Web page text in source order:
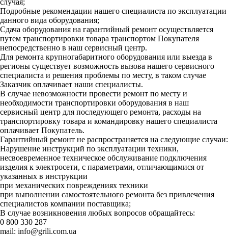
случая;
Подробные рекомендации нашего специалиста по эксплуатации
данного вида оборудования;
Сдача оборудования на гарантийный ремонт осуществляется
путем транспортировки товара транспортом Покупателя
непосредственно в наш сервисный центр.
Для ремонта крупногабаритного оборудования или выезда в
регионы существует возможность вызова нашего сервисного
специалиста и решения проблемы по месту, в таком случае
Заказчик оплачивает наши специалисты.
В случае невозможности провести ремонт по месту и
необходимости транспортировки оборудования в наш
сервисный центр для последующего ремонта, расходы на
транспортировку товара и командировку нашего специалиста
оплачивает Покупатель.
Гарантийный ремонт не распространяется на следующие случаи:
Нарушение инструкций по эксплуатации техники,
несвоевременное техническое обслуживание подключения
изделия к электросети, с параметрами, отличающимися от
указанных в инструкции
при механических повреждениях техники
при выполнении самостоятельного ремонта без привлечения
специалистов компании поставщика;
В случае возникновения любых вопросов обращайтесь:
0 800 330 287
mail: info@grili.com.ua